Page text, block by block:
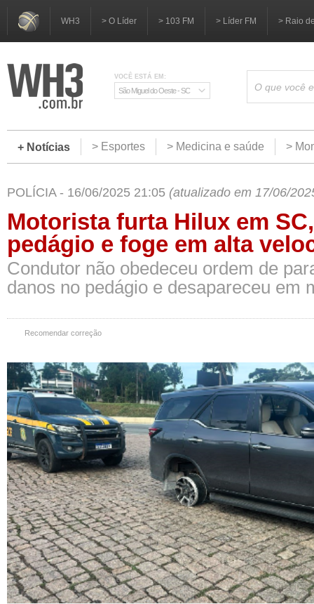
WH3 > O Líder > 103 FM > Líder FM > Raio
VOCÊ ESTÁ EM:
São Miguel do Oeste - SC
+ Notícias > Esportes > Medicina e saúde >
POLÍCIA - 16/06/2025 21:05 (atualizado em 17/06/
Motorista furta Hilux em
pedágio e foge em alta
Condutor não obedeceu ordem de
danos no pedágio e desapareceu em
Recomendar correção